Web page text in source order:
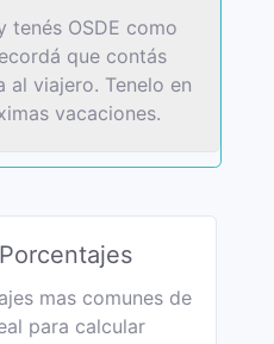
tenés OSDE como
que contás
al viajero. Tenelo en
vacaciones.
mas comunes de
para calcular